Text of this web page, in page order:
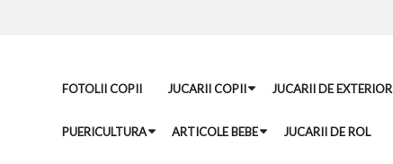
FOTOLII COPII JUCARII COPII JUCARII DE EXTERIOR
PUERICULTURA ARTICOLE BEBE JUCARII DE ROL